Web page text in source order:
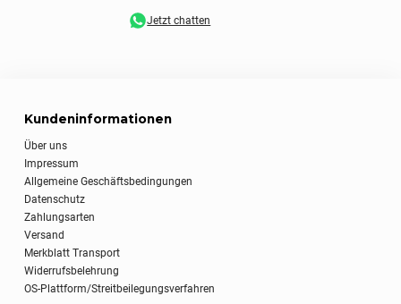
Jetzt chatten
Kundeninformationen
Über uns
Impressum
Allgemeine Geschäftsbedingungen
Datenschutz
Zahlungsarten
Versand
Merkblatt Transport
Widerrufsbelehrung
OS-Plattform/Streitbeilegungsverfahren